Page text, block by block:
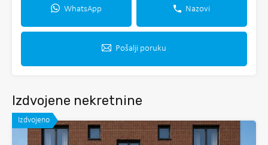
WhatsApp Nazovi
Pošalji poruku
Izdvojene nekretnine
Izdvojeno